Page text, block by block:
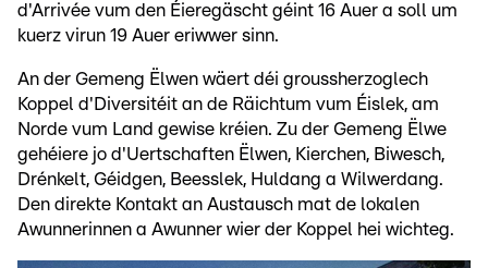
d'Arrivée vum den Éieregäscht géint 16 Auer a soll um
kuerz virun 19 Auer eriwwer sinn.
An der Gemeng Ëlwen wäert déi groussherzoglech
Koppel d'Diversitéit an de Räichtum vum Éislek, am
Norde vum Land gewise kréien. Zu der Gemeng Ëlwe
gehéiere jo d'Uertschaften Ëlwen, Kierchen, Biwesch,
Drénkelt, Géidgen, Beesslek, Huldang a Wilwerdang.
Den direkte Kontakt an Austausch mat de lokalen
Awunnerinnen a Awunner wier der Koppel hei wichteg.